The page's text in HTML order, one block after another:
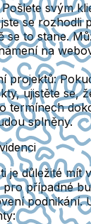
Pošlete svým
se rozhodli
se to stane.
na
projektů:
ujistěte se,
termínech
splněny.
je důležité mít
případné
podnikání.